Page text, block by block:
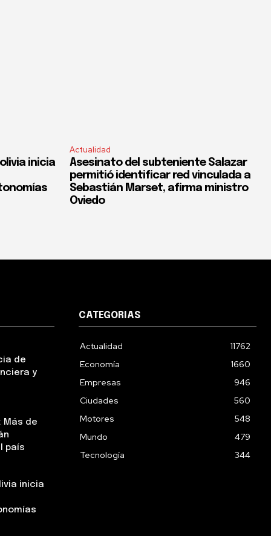
inicia
Actualidad
Asesinato del subteniente Salazar
permitió identificar red vinculada a
Sebastián Marset, afirma ministro
Oviedo
de
y
Más de
país
inicia
CATEGORIAS
Actualidad
11762
Economía
1660
Empresas
946
Ciudades
560
Motores
548
Mundo
479
Tecnología
344